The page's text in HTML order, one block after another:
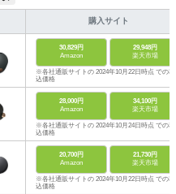
購入サイト
30,829円
Amazon
29,948円
楽天市場
※各社通販サイトの 2024年10月22日時点 での税
込価格
28,000円
Amazon
34,100円
楽天市場
※各社通販サイトの 2024年10月24日時点 での税
込価格
20,700円
Amazon
21,730円
楽天市場
※各社通販サイトの 2024年10月22日時点 での税
込価格